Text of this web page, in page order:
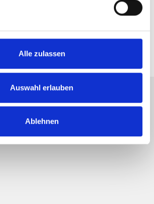
Alle zulassen
Auswahl erlauben
Ablehnen